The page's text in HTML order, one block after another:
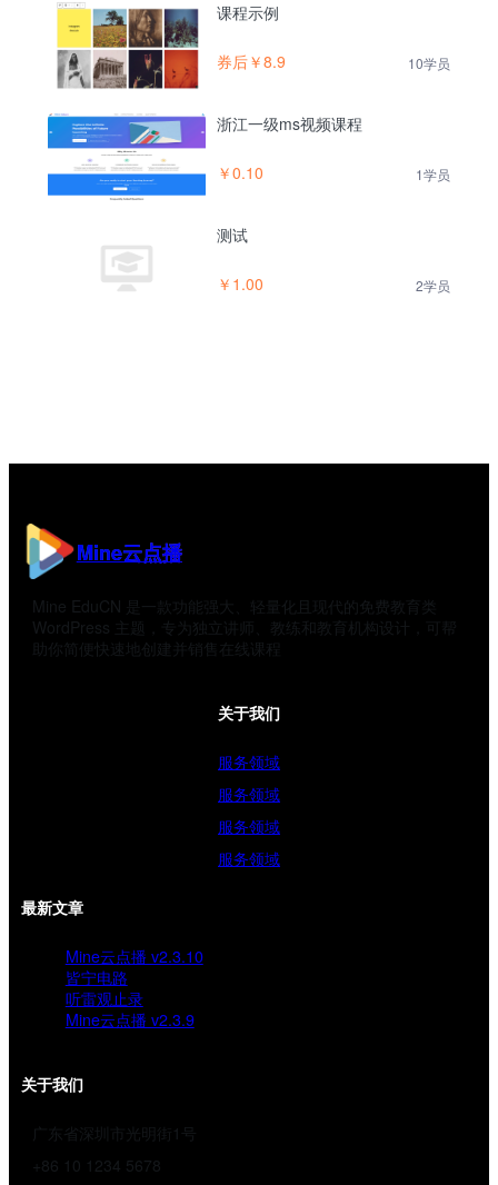
课程示例
券后￥8.9 10学员
浙江一级ms视频课程
￥0.10 1学员
测试
￥1.00 2学员
Mine云点播
Mine EduCN 是一款功能强大、轻量化且现代的免费教育类
WordPress 主题，专为独立讲师、教练和教育机构设计，可帮
助你简便快速地创建并销售在线课程
关于我们
服务领域
服务领域
服务领域
服务领域
最新文章
Mine云点播 v2.3.10
皆宁电路
听雷观止录
Mine云点播 v2.3.9
关于我们
广东省深圳市光明街1号
+86 10 1234 5678